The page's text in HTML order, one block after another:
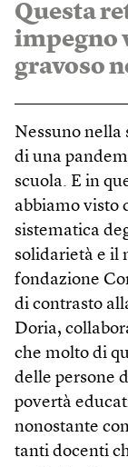
Questa
impegno
gravoso
Nessuno nella
di una
scuola. E in
abbiamo visto
sistematica
solidarietà e il
fondazione
di contrasto
Doria,
che molto di
delle persone
povertà
nonostante
tanti docenti